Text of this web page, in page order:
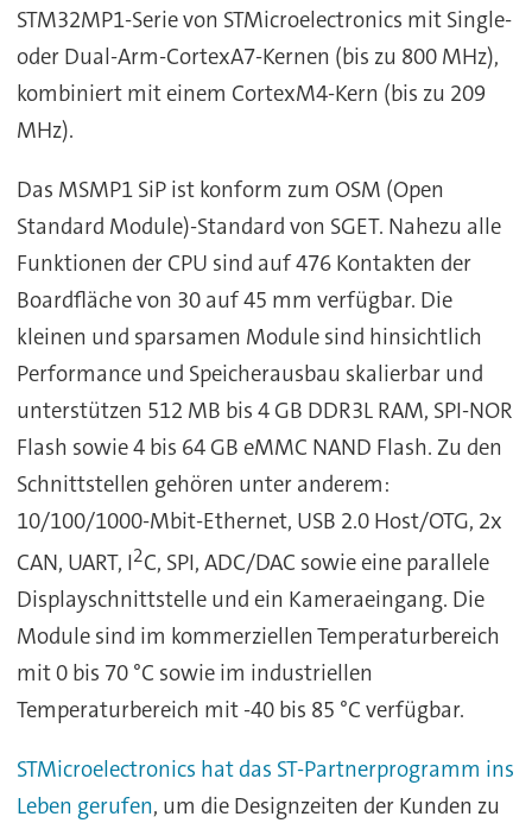
STM32MP1-Serie von STMicroelectronics mit Single-
oder Dual-Arm-CortexA7-Kernen (bis zu 800 MHz),
kombiniert mit einem CortexM4-Kern (bis zu 209
MHz).
Das MSMP1 SiP ist konform zum OSM (Open
Standard Module)-Standard von SGET. Nahezu alle
Funktionen der CPU sind auf 476 Kontakten der
Boardfläche von 30 auf 45 mm verfügbar. Die
kleinen und sparsamen Module sind hinsichtlich
Performance und Speicherausbau skalierbar und
unterstützen 512 MB bis 4 GB DDR3L RAM, SPI-NOR
Flash sowie 4 bis 64 GB eMMC NAND Flash. Zu den
Schnittstellen gehören unter anderem:
10/100/1000-Mbit-Ethernet, USB 2.0 Host/OTG, 2x
CAN, UART, I2C, SPI, ADC/DAC sowie eine parallele
Displayschnittstelle und ein Kameraeingang. Die
Module sind im kommerziellen Temperaturbereich
mit 0 bis 70 °C sowie im industriellen
Temperaturbereich mit -40 bis 85 °C verfügbar.
STMicroelectronics hat das ST-Partnerprogramm ins
Leben gerufen, um die Designzeiten der Kunden zu